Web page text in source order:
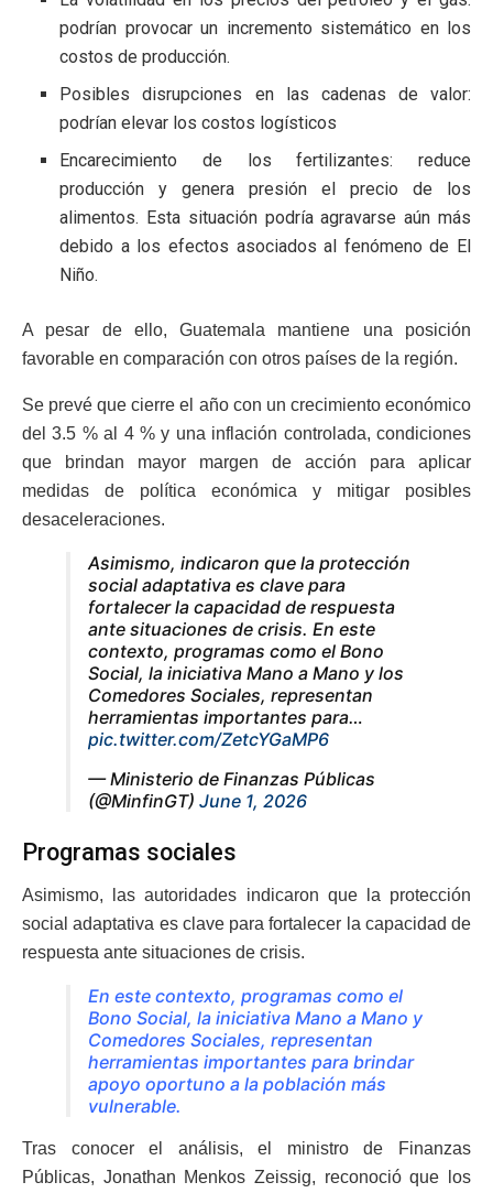
podrían provocar un incremento sistemático en los
costos de producción.
Posibles disrupciones en las cadenas de valor:
podrían elevar los costos logísticos
Encarecimiento de los fertilizantes: reduce
producción y genera presión el precio de los
alimentos. Esta situación podría agravarse aún más
debido a los efectos asociados al fenómeno de El
Niño.
A pesar de ello, Guatemala mantiene una posición
favorable en comparación con otros países de la región.
Se prevé que cierre el año con un crecimiento económico
del 3.5 % al 4 % y una inflación controlada, condiciones
que brindan mayor margen de acción para aplicar
medidas de política económica y mitigar posibles
desaceleraciones.
Asimismo, indicaron que la protección
social adaptativa es clave para
fortalecer la capacidad de respuesta
ante situaciones de crisis. En este
contexto, programas como el Bono
Social, la iniciativa Mano a Mano y los
Comedores Sociales, representan
herramientas importantes para…
pic.twitter.com/ZetcYGaMP6
— Ministerio de Finanzas Públicas
(@MinfinGT) June 1, 2026
Programas sociales
Asimismo, las autoridades indicaron que la protección
social adaptativa es clave para fortalecer la capacidad de
respuesta ante situaciones de crisis.
En este contexto, programas como el
Bono Social, la iniciativa Mano a Mano y
Comedores Sociales, representan
herramientas importantes para brindar
apoyo oportuno a la población más
vulnerable.
Tras conocer el análisis, el ministro de Finanzas
Públicas, Jonathan Menkos Zeissig, reconoció que los